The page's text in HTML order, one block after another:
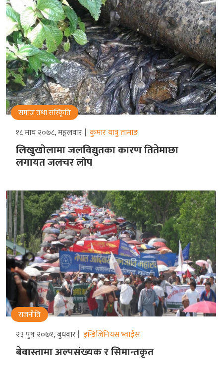
समाज तथा संस्किृति
१८ माघ २०७८, मङ्गलवार कुमार यात्रु तामाङ
लिखुखोलामा जलविद्युतका कारण तितेमाछा
लगायत जलचर लोप
राजनीति
२३ पुष २०७१, बुधवार इन्डिजिनियस भ्वाईस
बेवास्तामा अल्पसंख्यक र सिमान्तकृत